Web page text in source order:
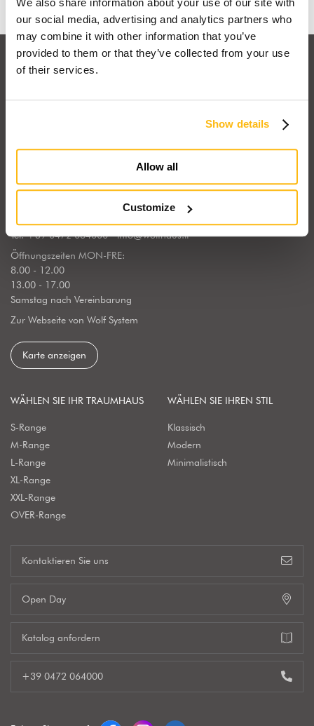
our social media, advertising and analytics partners who
may combine it with other information that you’ve
provided to them or that they’ve collected from your use
of their services.
Show details
Allow all
Customize
Wolf Haus Italien gehört zum internationalen Konzern Wolf System,
italienische Niederlassung befindet sich in Südtirol, einer Region in
der die Holzbauweise kulturell tief verankert ist.
Tel.+39 0472 064000-info@wolfhaus.it
Öffnungszeiten MON-FRE:
8.00 - 12.00
13.00 - 17.00
Samstag nach Vereinbarung
Zur Webseite von Wolf System
Karte anzeigen
WÄHLEN SIE IHR TRAUMHAUS
S-Range
M-Range
L-Range
XL-Range
XXL-Range
OVER-Range
WÄHLEN SIE IHREN STIL
Klassisch
Modern
Minimalistisch
Kontaktieren Sie uns
Open Day
Katalog anfordern
+39 0472 064000